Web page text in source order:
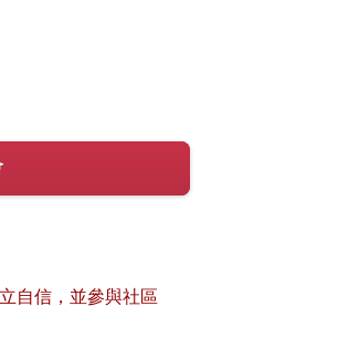
自信，並參與社區